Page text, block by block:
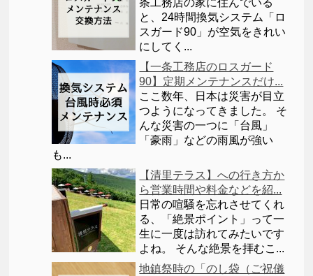
と、24時間換気システム「ロ
スガード90」が空気をきれい
にしてく...
【一条工務店のロスガード
90】定期メンテナンスだけ...
ここ数年、日本は災害が目立
つようになってきました。 そ
んな災害の一つに「台風」
「豪雨」などの雨風が強い
も...
【清里テラス】への行き方か
ら営業時間や料金などを紹...
日常の喧騒を忘れさせてくれ
る、「絶景ポイント」って一
生に一度は訪れてみたいです
よね。 そんな絶景を拝むこ...
地鎮祭時の「のし袋（ご祝儀